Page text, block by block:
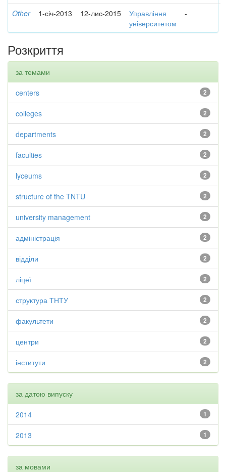
Other 1-січ-2013 12-лис-2015
Управління
університетом
-
Розкриття
за темами
2
centers
2
colleges
2
departments
2
faculties
2
lyceums
2
structure of the TNTU
2
university management
2
адміністрація
2
відділи
2
ліцеї
2
структура ТНТУ
2
факультети
2
центри
2
інститути
за датою випуску
1
2014
1
2013
за мовами